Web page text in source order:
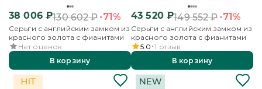
38 006₽130 602₽-71%
Серьги с английским замком из
красного золота с фианитами
Нет оценок
В корзину
43 520₽149 552₽-71%
Серьги с английским замком из
красного золота с фианитами
5.0 1 отзыв
В корзину